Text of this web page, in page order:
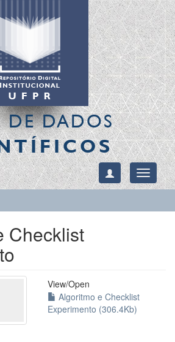
DE DADOS
Toggle
Checklist
View/Open
Algoritmo e Checklist
Experimento (306.4Kb)